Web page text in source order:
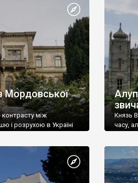
Мордовської
контрасту між
і розрухою в Україні
Князь
часу,